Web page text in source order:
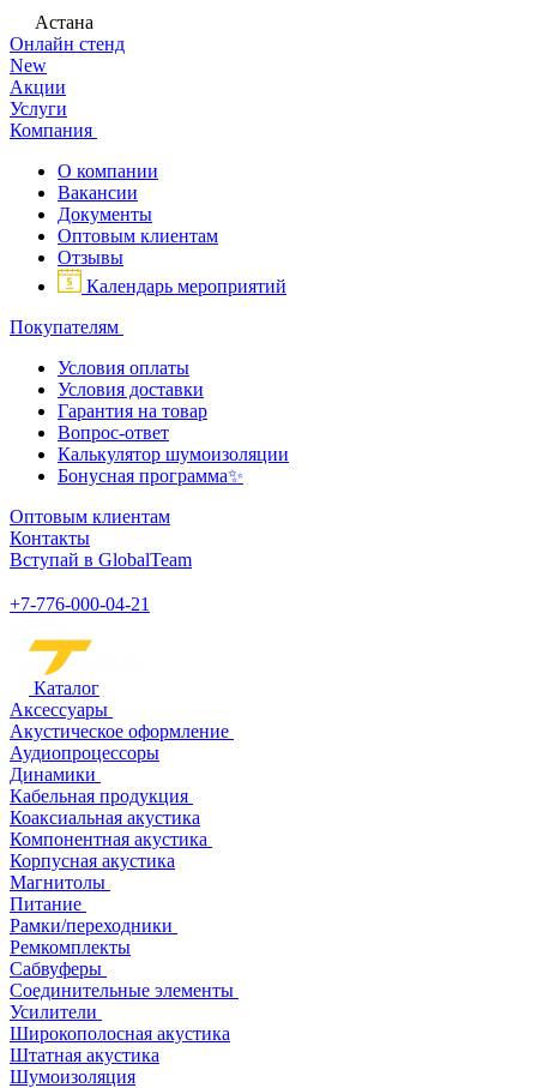
Астана
Онлайн стенд
New
Акции
Услуги
Компания
О компании
Вакансии
Документы
Оптовым клиентам
Отзывы
Календарь мероприятий
Покупателям
Условия оплаты
Условия доставки
Гарантия на товар
Вопрос-ответ
Калькулятор шумоизоляции
Бонусная программа✨
Оптовым клиентам
Контакты
Вступай в GlobalTeam
+7-776-000-04-21
Каталог
Аксессуары
Акустическое оформление
Аудиопроцессоры
Динамики
Кабельная продукция
Коаксиальная акустика
Компонентная акустика
Корпусная акустика
Магнитолы
Питание
Рамки/переходники
Ремкомплекты
Сабвуферы
Соединительные элементы
Усилители
Широкополосная акустика
Штатная акустика
Шумоизоляция